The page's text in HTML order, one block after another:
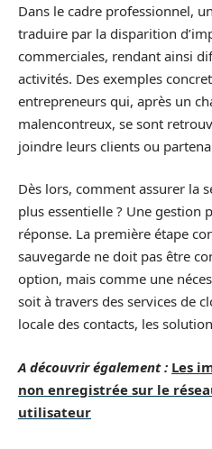
Dans le cadre professionnel,
traduire par la disparition
commerciales, rendant ainsi
activités. Des exemples
entrepreneurs qui, après un
malencontreux, se sont
joindre leurs clients ou
Dès lors, comment assurer la
plus essentielle ? Une gestion
réponse. La première étape
sauvegarde ne doit pas être
option, mais comme une
soit à travers des services de
locale des contacts, les
A découvrir également : Les
non enregistrée sur le
utilisateur